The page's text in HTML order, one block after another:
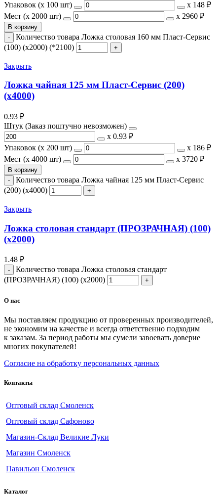
Упаковок (x 100 шт)
х 148 ₽
Мест (x 2000 шт)
х 2960 ₽
В корзину
Количество товара Ложка столовая 160 мм Пласт-Сервис
(100) (х2000) (*2100)
Закрыть
Ложка чайная 125 мм Пласт-Сервис (200)
(х4000)
0.93 ₽
Штук (Заказ поштучно невозможен)
х 0.93 ₽
Упаковок (x 200 шт)
х 186 ₽
Мест (x 4000 шт)
х 3720 ₽
В корзину
Количество товара Ложка чайная 125 мм Пласт-Сервис
(200) (х4000)
Закрыть
Ложка столовая стандарт (ПРОЗРАЧНАЯ) (100)
(х2000)
1.48 ₽
Количество товара Ложка столовая стандарт
(ПРОЗРАЧНАЯ) (100) (х2000)
О нас
Мы поставляем продукцию от проверенных производителей,
не экономим на качестве и всегда ответственно подходим
к заказам. За период работы мы сумели завоевать доверие
многих покупателей!
Согласие на обработку персональных данных
Контакты
Оптовый склад Смоленск
Оптовый склад Сафоново
Магазин-Склад Великие Луки
Магазин Смоленск
Павильон Смоленск
Каталог